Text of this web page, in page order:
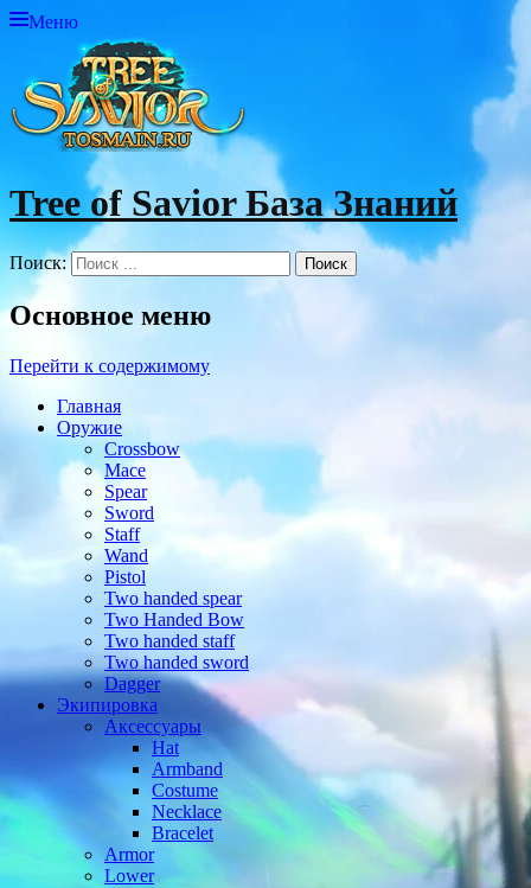
Меню
Tree of Savior База Знаний
Поиск:
Основное меню
Перейти к содержимому
Главная
Оружие
Crossbow
Mace
Spear
Sword
Staff
Wand
Pistol
Two handed spear
Two Handed Bow
Two handed staff
Two handed sword
Dagger
Экипировка
Аксессуары
Hat
Armband
Costume
Necklace
Bracelet
Armor
Lower